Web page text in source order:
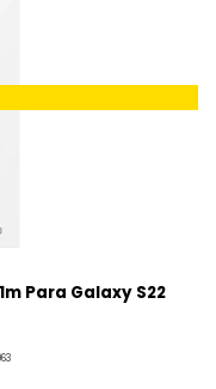
Para Galaxy S22